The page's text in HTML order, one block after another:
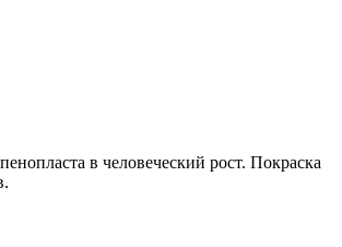
в человеческий рост. Покраска